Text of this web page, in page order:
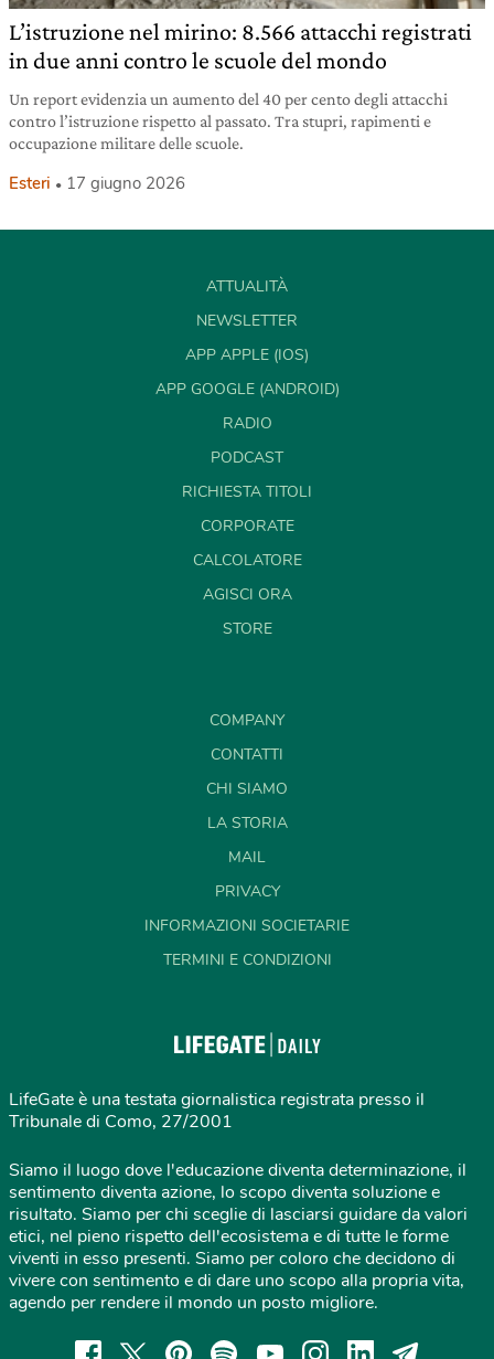
L’istruzione nel mirino: 8.566 attacchi registrati
in due anni contro le scuole del mondo
Un report evidenzia un aumento del 40 per cento degli attacchi
contro l’istruzione rispetto al passato. Tra stupri, rapimenti e
occupazione militare delle scuole.
Esteri 17 giugno 2026
ATTUALITÀ
NEWSLETTER
APP APPLE (IOS)
APP GOOGLE (ANDROID)
RADIO
PODCAST
RICHIESTA TITOLI
CORPORATE
CALCOLATORE
AGISCI ORA
STORE
COMPANY
CONTATTI
CHI SIAMO
LA STORIA
MAIL
PRIVACY
INFORMAZIONI SOCIETARIE
TERMINI E CONDIZIONI
LifeGate è una testata giornalistica registrata presso il
Tribunale di Como, 27/2001
Siamo il luogo dove l'educazione diventa determinazione, il
sentimento diventa azione, lo scopo diventa soluzione e
risultato. Siamo per chi sceglie di lasciarsi guidare da valori
etici, nel pieno rispetto dell'ecosistema e di tutte le forme
viventi in esso presenti. Siamo per coloro che decidono di
vivere con sentimento e di dare uno scopo alla propria vita,
agendo per rendere il mondo un posto migliore.